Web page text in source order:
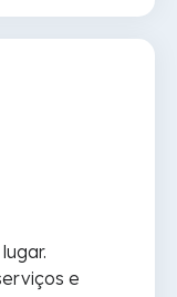
e